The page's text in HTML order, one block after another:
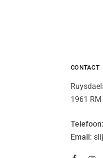
CONTACT
1961
Telefoon:
Email: